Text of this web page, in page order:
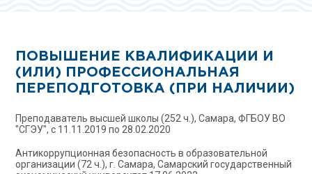
ПОВЫШЕНИЕ КВАЛИФИКАЦИИ И
(ИЛИ) ПРОФЕССИОНАЛЬНАЯ
ПЕРЕПОДГОТОВКА (ПРИ НАЛИЧИИ)
Преподаватель высшей школы (252 ч.), Самара, ФГБОУ ВО
"СГЭУ", с 11.11.2019 по 28.02.2020
Антикоррупционная безопасность в образовательной
организации (72 ч.), г. Самара, Самарский государственный